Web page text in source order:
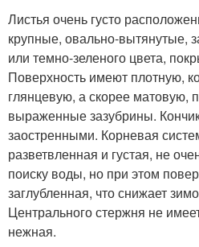
Листья очень густо
крупные, овально-вытянутые,
или темно-зеленого цвета,
Поверхность имеют плотную,
глянцевую, а скорее матовую,
выраженные зазубрины.
заостренными. Корневая
разветвленная и густая, не
поиску воды, но при этом
заглубленная, что снижает
Центрального стержня не
нежная.